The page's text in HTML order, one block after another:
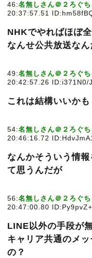
46:名無しさん＠２ろぐ
20:37:57.51
NHKでやればほぼ
なんせ公共放送なん
49:名無しさん＠２ろぐ
20:42:57.26 ID:i371N0/
これは結構いいかも
54:名無しさん＠２ろぐ
20:46:16.72
なんかそういう情
て思うんだが
56:名無しさん＠２ろぐ
20:47:00.80
LINE以外の手段が
キャリア共通のメ
の？